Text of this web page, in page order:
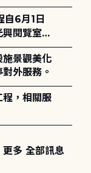
閱覽室，
施景觀美化
外服務。
程，相關服
更多 全部訊息